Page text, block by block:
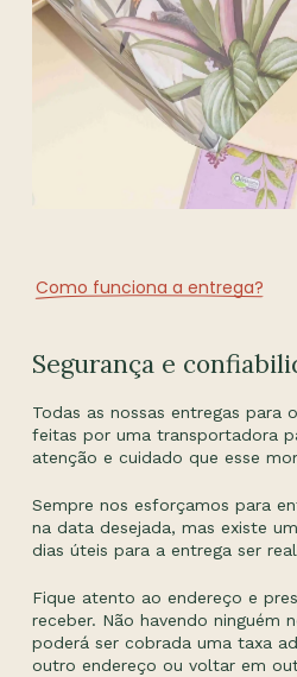
Como funciona a entrega?
Segurança e
Todas as nossas entregas para
feitas por uma transportadora
atenção e cuidado que esse
Sempre nos esforçamos para
na data desejada, mas existe
dias úteis para a entrega ser
Fique atento ao endereço e
receber. Não havendo ninguém
poderá ser cobrada uma taxa
outro endereço ou voltar em